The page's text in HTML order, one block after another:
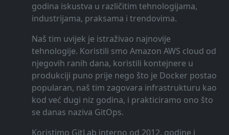
godina iskustva u različitim tehnologijama,
industrijama, praksama i trendovima.
Naš tim uvijek je istraživao najnovije
tehnologije. Koristili smo Amazon AWS cloud od
njegovih ranih dana, koristili kontejnere u
produkciji puno prije nego što je Docker postao
popularan, naš tim zagovara infrastrukturu kao
kod već dugi niz godina, i prakticiramo ono što
se danas naziva GitOps.
Koristimo GitLab interno od 2012. godine i